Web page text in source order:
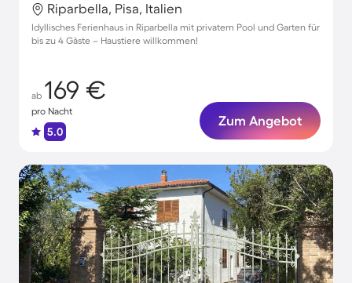
Riparbella, Pisa, Italien
Idyllisches Ferienhaus in Riparbella mit privatem Pool und Garten für
bis zu 4 Gäste – Haustiere willkommen!
ab 169 €
pro Nacht
5.0
Zum Angebot